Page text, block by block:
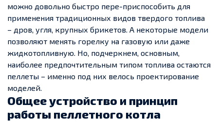
можно довольно быстро пере-приспособить для
применения традиционных видов твердого топлива
– дров, угля, крупных брикетов. А некоторые модели
позволяют менять горелку на газовую или даже
жидкотопливную. Но, подчеркнем, основным,
наиболее предпочтительным типом топлива остаются
пеллеты – именно под них велось проектирование
моделей.
Общее устройство и принцип
работы пеллетного котла